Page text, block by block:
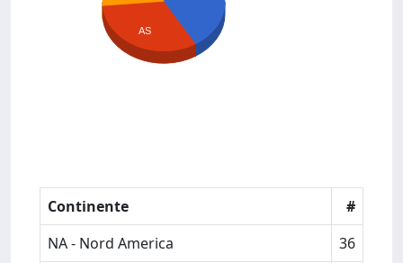
AS
Continente
#
NA - Nord America
36